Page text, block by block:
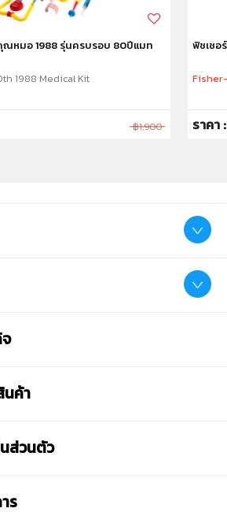
ณหมอ 1988 รุ่นครบรอบ 80ปีแมท
1988 Medical Kit
฿1,900
ฟิชเชอ
ราคา
นค้า
ส่วนตัว
ร